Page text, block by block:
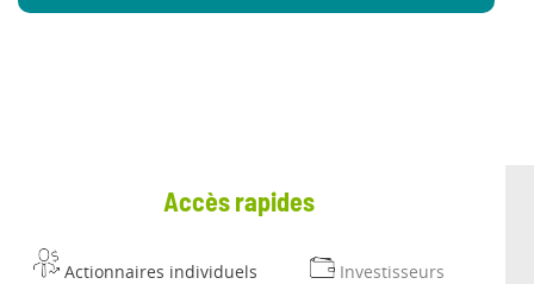
Accès rapides
Actionnaires individuels Investisseurs